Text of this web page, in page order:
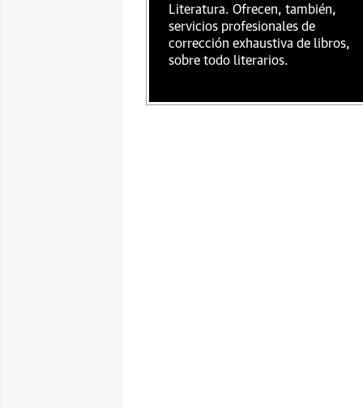
Literatura. Ofrecen, también,
servicios profesionales de
corrección exhaustiva de libros,
sobre todo literarios.